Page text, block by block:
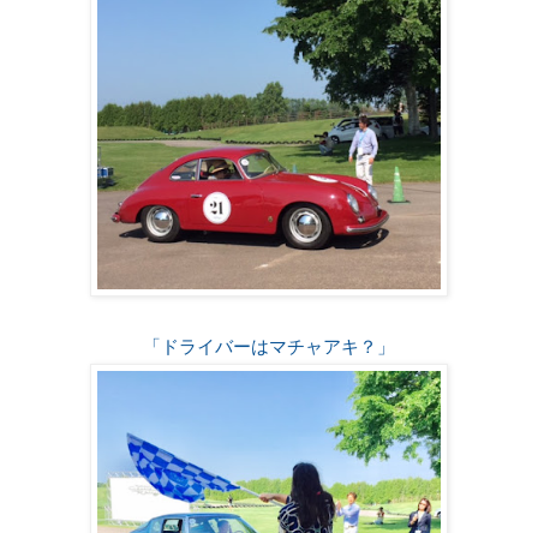
「ドライバーはマチャアキ？」